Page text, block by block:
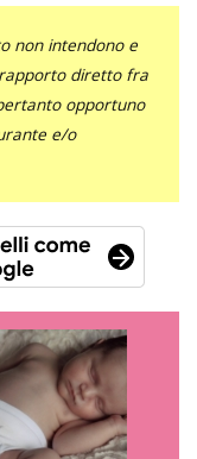
non intendono e
diretto fra
opportuno
e/o